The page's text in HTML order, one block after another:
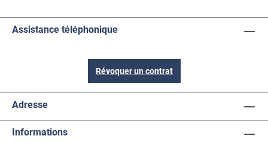
Assistance téléphonique
Révoquer un contrat
Adresse
Informations